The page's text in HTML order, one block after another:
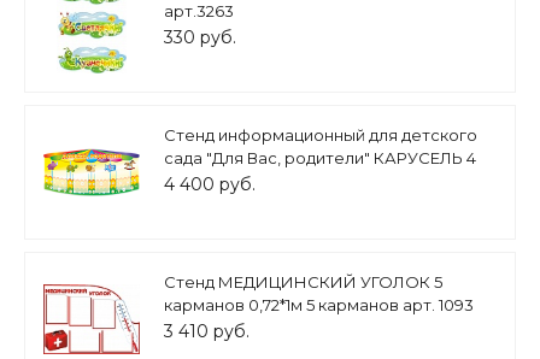
арт.3263
330 руб.
Стенд информационный для детского
сада "Для Вас, родители" КАРУСЕЛЬ 4
кармана А4 1,5*0,76м. арт.ДС461
4 400 руб.
Стенд МЕДИЦИНСКИЙ УГОЛОК 5
карманов 0,72*1м 5 карманов арт. 1093
3 410 руб.